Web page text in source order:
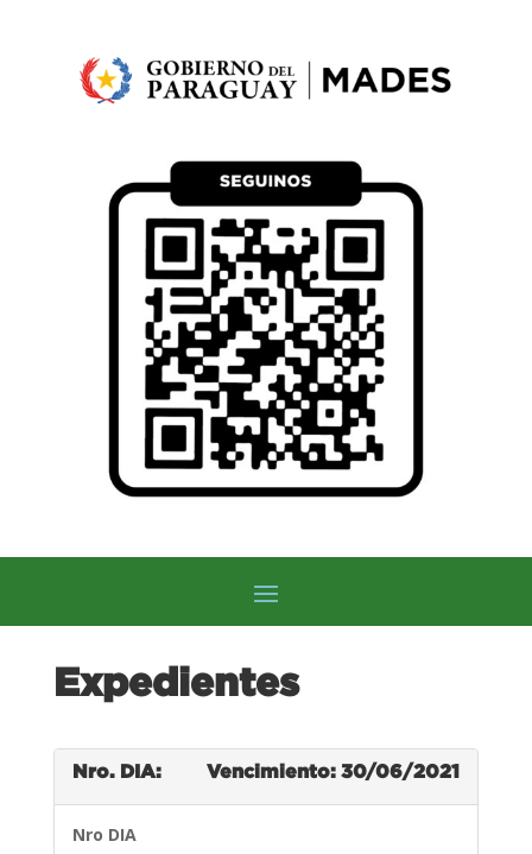
Expedientes
Nro. DIA: Vencimiento: 30/06/2021
Nro DIA